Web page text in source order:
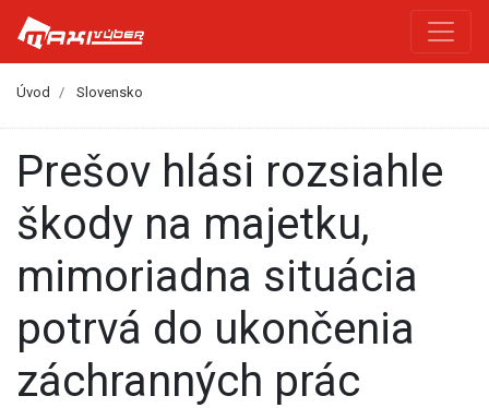
Úvod Slovensko
Prešov hlási rozsiahle
škody na majetku,
mimoriadna situácia
potrvá do ukončenia
záchranných prác